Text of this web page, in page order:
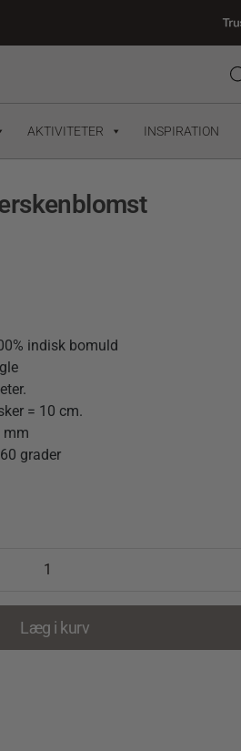
AKTIVITETER INSPIRATION
indisk bomuld
= 10 cm.
mm
grader
Læg i kurv